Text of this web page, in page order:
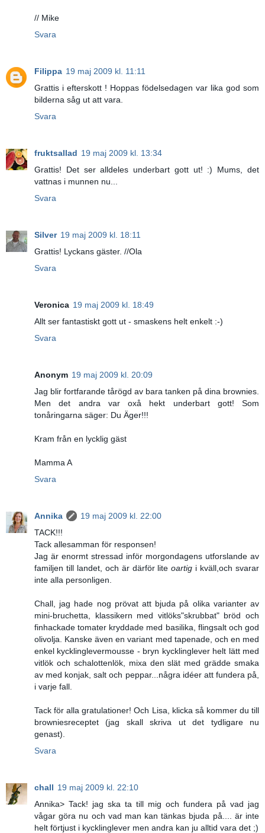
// Mike
Svara
Filippa 19 maj 2009 kl. 11:11
Grattis i efterskott ! Hoppas födelsedagen var lika god som
bilderna såg ut att vara.
Svara
fruktsallad 19 maj 2009 kl. 13:34
Grattis! Det ser alldeles underbart gott ut! :) Mums, det
vattnas i munnen nu...
Svara
Silver 19 maj 2009 kl. 18:11
Grattis! Lyckans gäster. //Ola
Svara
Veronica 19 maj 2009 kl. 18:49
Allt ser fantastiskt gott ut - smaskens helt enkelt :-)
Svara
Anonym 19 maj 2009 kl. 20:09
Jag blir fortfarande tårögd av bara tanken på dina brownies.
Men det andra var oxå hekt underbart gott! Som
tonåringarna säger: Du Äger!!!
Kram från en lycklig gäst
Mamma A
Svara
Annika
19 maj 2009 kl. 22:00
TACK!!!
Tack allesamman för responsen!
Jag är enormt stressad inför morgondagens utforslande av
familjen till landet, och är därför liteoartig i kväll,och svarar
inte alla personligen.
Chall, jag hade nog prövat att bjuda på olika varianter av
mini-bruchetta, klassikern med vitlöks"skrubbat" bröd och
finhackade tomater kryddade med basilika, flingsalt och god
olivolja. Kanske även en variant med tapenade, och en med
enkel kycklinglevermousse - bryn kycklinglever helt lätt med
vitlök och schalottenlök, mixa den slät med grädde smaka
av med konjak, salt och peppar...några idéer att fundera på,
i varje fall.
Tack för alla gratulationer! Och Lisa, klicka så kommer du till
browniesreceptet (jag skall skriva ut det tydligare nu
genast).
Svara
chall 19 maj 2009 kl. 22:10
Annika> Tack! jag ska ta till mig och fundera på vad jag
vågar göra nu och vad man kan tänkas bjuda på.... är inte
helt förtjust i kycklinglever men andra kan ju alltid vara det ;)